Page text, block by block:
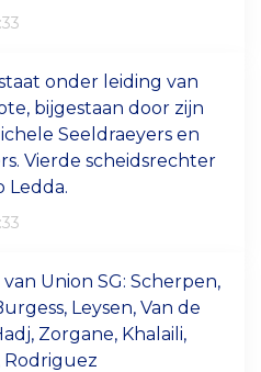
onder leiding van
bijgestaan door zijn
Seeldraeyers en
Vierde scheidsrechter
Ledda.
Union SG: Scherpen,
Leysen, Van de
Zorgane, Khalaili,
Rodriguez